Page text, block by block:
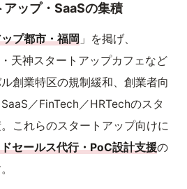
ップ・SaaSの集積
プ都市・福岡 」を掲げ、
天神スタートアップカフェなど
創業特区の規制緩和、創業者向
／FinTech／HRTechのスタ
これらのスタートアップ向けに
セールス代行・PoC設計支援の